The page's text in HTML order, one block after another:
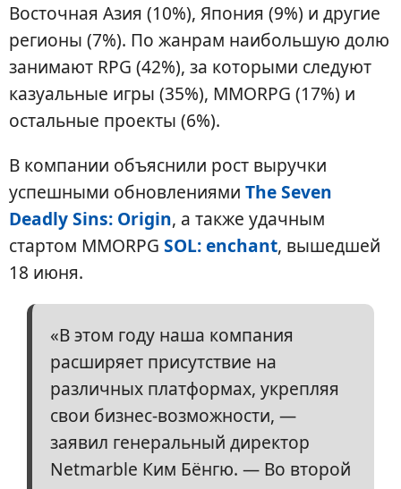
Восточная Азия (10%), Япония (9%) и другие
регионы (7%). По жанрам наибольшую долю
занимают RPG (42%), за которыми следуют
казуальные игры (35%), MMORPG (17%) и
остальные проекты (6%).
В компании объяснили рост выручки
успешными обновлениями The Seven
Deadly Sins: Origin, а также удачным
стартом MMORPG SOL: enchant, вышедшей
18 июня.
«В этом году наша компания
расширяет присутствие на
различных платформах, укрепляя
свои бизнес-возможности, —
заявил генеральный директор
Netmarble Ким Бёнгю. — Во второй